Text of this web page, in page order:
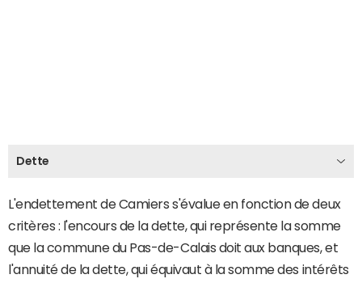
Dette
L'endettement de Camiers s'évalue en fonction de deux
critères : l'encours de la dette, qui représente la somme
que la commune du Pas-de-Calais doit aux banques, et
l'annuité de la dette, qui équivaut à la somme des intérêts